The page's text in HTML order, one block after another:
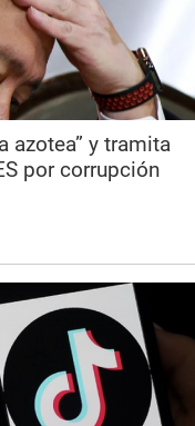
azotea” y tramita
por corrupción